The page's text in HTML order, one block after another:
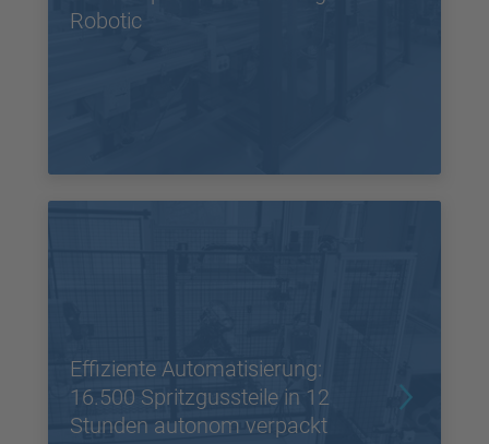
Robotic
Effiziente Automatisierung:
16.500 Spritzgussteile in 12
Stunden autonom verpackt